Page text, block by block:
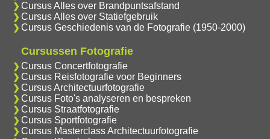
Cursus Alles over Brandpuntsafstand
Cursus Alles over Statiefgebruik
Cursus Geschiedenis van de Fotografie (1950-2000)
Cursussen Fotografie
Cursus Concertfotografie
Cursus Reisfotografie voor Beginners
Cursus Architectuurfotografie
Cursus Foto's analyseren en bespreken
Cursus Straatfotografie
Cursus Sportfotografie
Cursus Masterclass Architectuurfotografie